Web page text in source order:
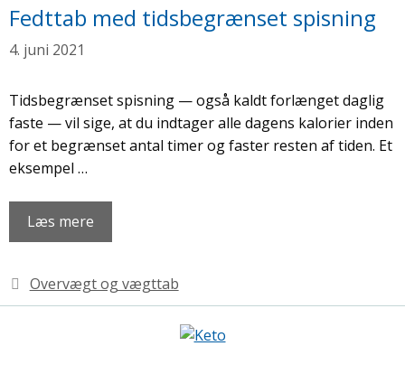
Fedttab med tidsbegrænset spisning
4. juni 2021
Tidsbegrænset spisning — også kaldt forlænget daglig
faste — vil sige, at du indtager alle dagens kalorier inden
for et begrænset antal timer og faster resten af tiden. Et
eksempel …
Læs mere
Kategorier
Overvægt og vægttab